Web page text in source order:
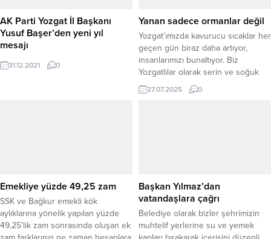
AK Parti Yozgat İl Başkanı
Yusuf Başer’den yeni yıl
mesajı
31.12.2021 0
Yanan sadece ormanlar değil
Yozgat’ımızda kavurucu sıcaklar her
geçen gün biraz daha artıyor,
insanlarımızı bunaltıyor. Biz
Yozgatlılar olarak serin ve soğuk
havaya daha alışkın olduğumuzdan
bunaltıcı sıcakları sevmiyoruz.
27.07.2025 0
Emekliye yüzde 49,25 zam
SSK ve Bağkur emekli kök
aylıklarına yönelik yapılan yüzde
49,25'lik zam sonrasında oluşan ek
Başkan Yılmaz’dan
vatandaşlara çağrı
Belediye olarak bizler şehrimizin
muhtelif yerlerine su ve yemek